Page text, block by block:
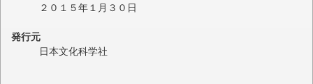
２０１５年１月３０日
発行元
日本文化科学社